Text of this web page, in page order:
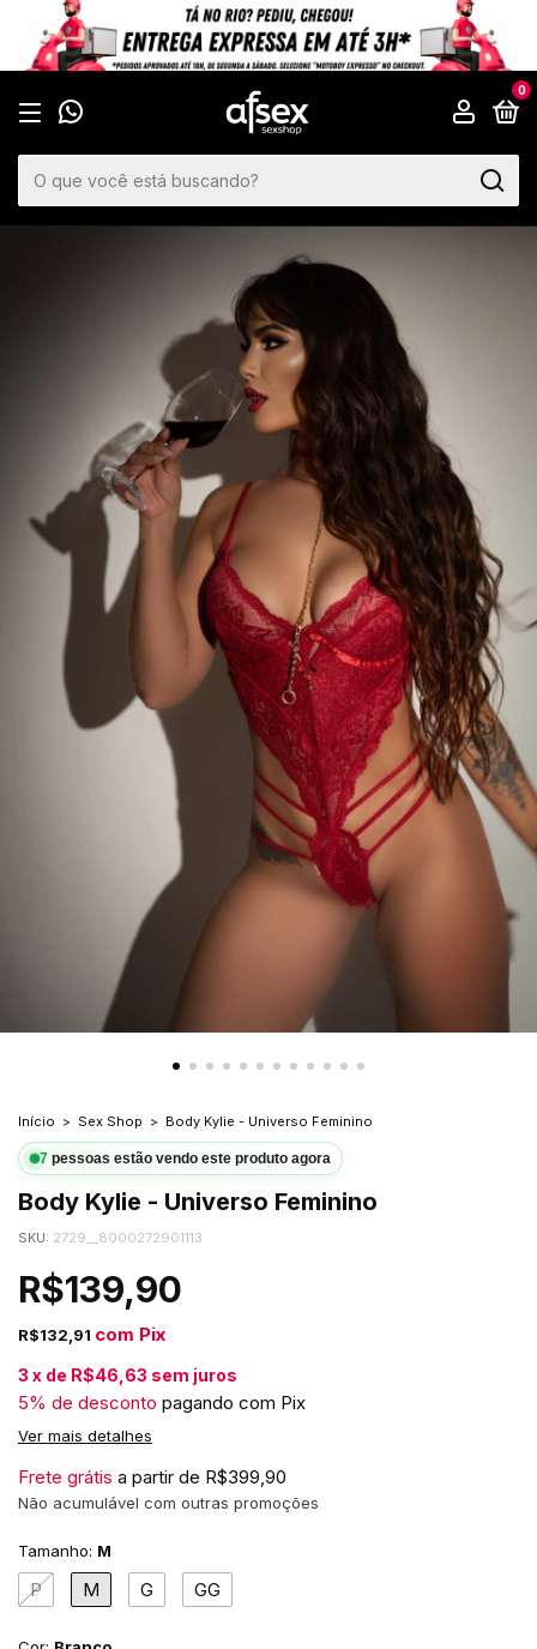
0
Início > Sex Shop > Body Kylie - Universo Feminino
7 pessoas estão vendo este produto agora
Body Kylie - Universo Feminino
SKU: 2729__8000272901113
R$139,90
R$132,91 com Pix
3 x de R$46,63 sem juros
5% de desconto pagando com Pix
Ver mais detalhes
Frete grátis a partir de R$399,90
Não acumulável com outras promoções
Tamanho: M
P M G GG
🛒 NOVO PEDIDO
Clientes estão comprando produtos agora.